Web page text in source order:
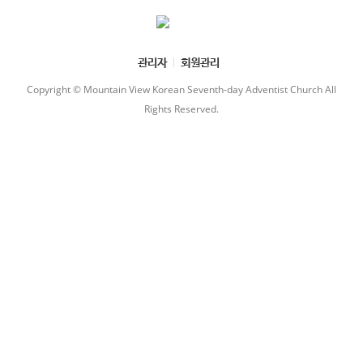
관리자 회원관리
Copyright © Mountain View Korean Seventh-day Adventist Church All
Rights Reserved.